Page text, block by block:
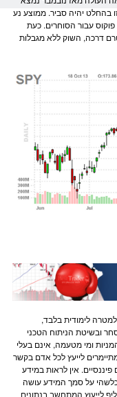
טכני לרמה זו בהחלט יהיה סביר. ממוצע נע
להיות נקודת פוקוס עבור הסוחרים. כעת
דרכה, השוק ללא מגבלות
לימודית בלבד,
ובשיטת הניתוח הטכני
מניותומי מטעמה, אינם בעלי
מתיימרים לייעץ לכל אדם בקשר
אין לראות במידע
על סמך המידע עושה
לייעוץ המתחשב בנתונים